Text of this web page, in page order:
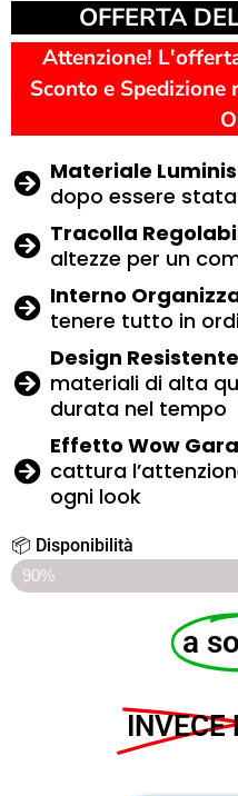
OFFERTA
Attenzione!
Sconto e Spedizione
Materiale
dopo essere
Tracolla
altezze per un
Interno
tenere tutto in
Design
materiali di alta
durata nel tempo
Effetto Wow
cattura
ogni look
📦 Disponibilità
ULTIMI 10 PEZZI SCONTATI
90%
a